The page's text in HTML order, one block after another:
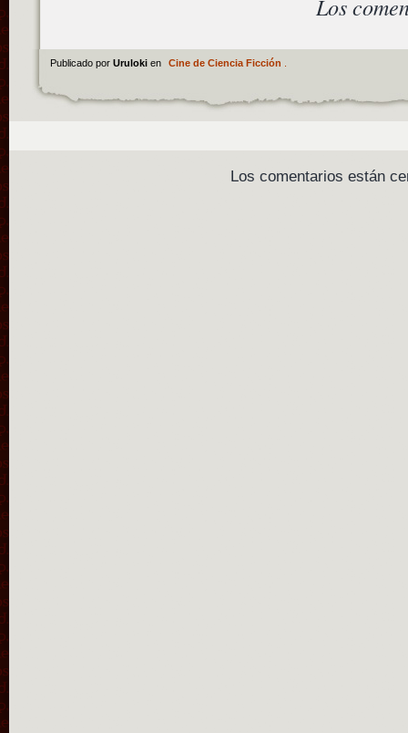
Los
Publicado por Uruloki en Cine de Ciencia Ficción
Los comentarios están